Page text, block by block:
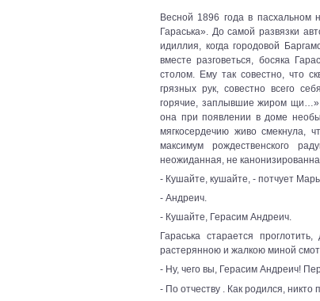
Весной 1896 года в пасхальном
Гараська». До самой развязки
идиллия, когда городовой
вместе разговеться, босяка
столом. Ему так совестно, что
грязных рук, совестно всего
горячие, заплывшие жиром щи…»
она при появлении в доме
мягкосердечию живо смекнула,
максимум рождественского
неожиданная, не
- Кушайте, кушайте, - потчует
- Андреич.
- Кушайте, Герасим Андреич.
Гараська старается
растерянною и жалкою миной
- Ну, чего вы, Герасим Андреич!
- По отчеству . Как родился,